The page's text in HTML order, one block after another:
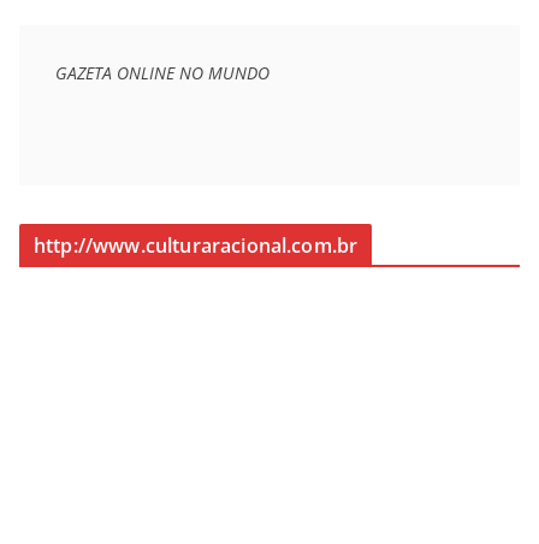
GAZETA ONLINE NO MUNDO
http://www.culturaracional.com.br